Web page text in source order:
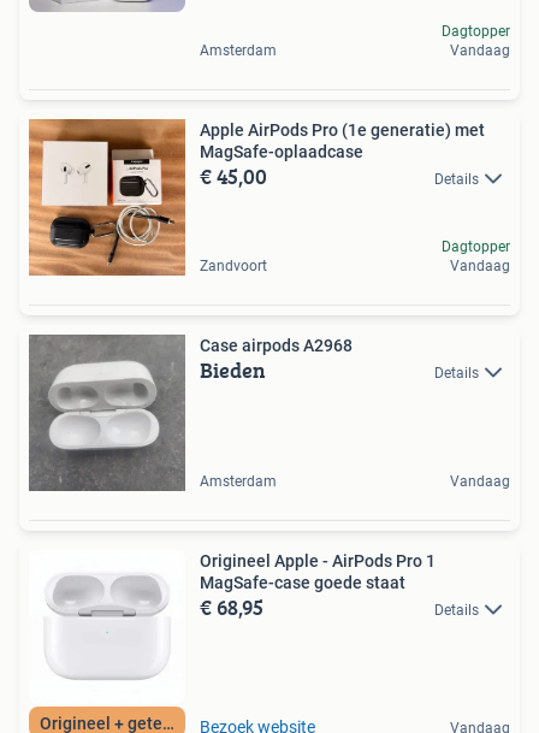
Amsterdam
Dagtopper
Vandaag
Apple AirPods Pro (1e generatie) met
MagSafe-oplaadcase
€ 45,00 Details
Zandvoort
Dagtopper
Vandaag
Case airpods A2968
Bieden Details
Amsterdam Vandaag
Origineel + getest
Origineel Apple - AirPods Pro 1
MagSafe-case goede staat
€ 68,95 Details
Bezoek website Vandaag